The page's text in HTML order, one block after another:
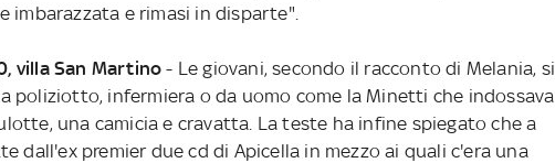
imbarazzata e rimasi in disparte".
villa San Martino- Le giovani, secondo il racconto di Melania, si
poliziotto, infermiera o da uomo come la Minetti che indossava
una camicia e cravatta. La teste ha infine spiegato che a
dall'ex premier due cd di Apicella in mezzo ai quali c'era una